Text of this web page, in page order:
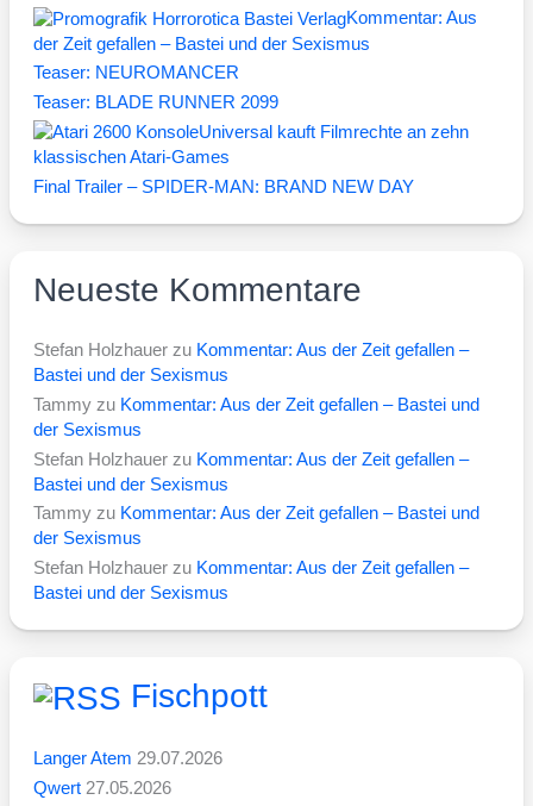
Kommentar: Aus
der Zeit gefallen – Bastei und der Sexismus
Teaser: NEUROMANCER
Teaser: BLADE RUNNER 2099
Universal kauft Filmrechte an zehn
klassischen Atari-Games
Final Trailer – SPIDER-MAN: BRAND NEW DAY
Neueste Kommentare
Stefan Holzhauer zu Kommentar: Aus der Zeit gefallen –
Bastei und der Sexismus
Tammy zu Kommentar: Aus der Zeit gefallen – Bastei und
der Sexismus
Stefan Holzhauer zu Kommentar: Aus der Zeit gefallen –
Bastei und der Sexismus
Tammy zu Kommentar: Aus der Zeit gefallen – Bastei und
der Sexismus
Stefan Holzhauer zu Kommentar: Aus der Zeit gefallen –
Bastei und der Sexismus
Fischpott
Langer Atem 29.07.2026
Qwert 27.05.2026